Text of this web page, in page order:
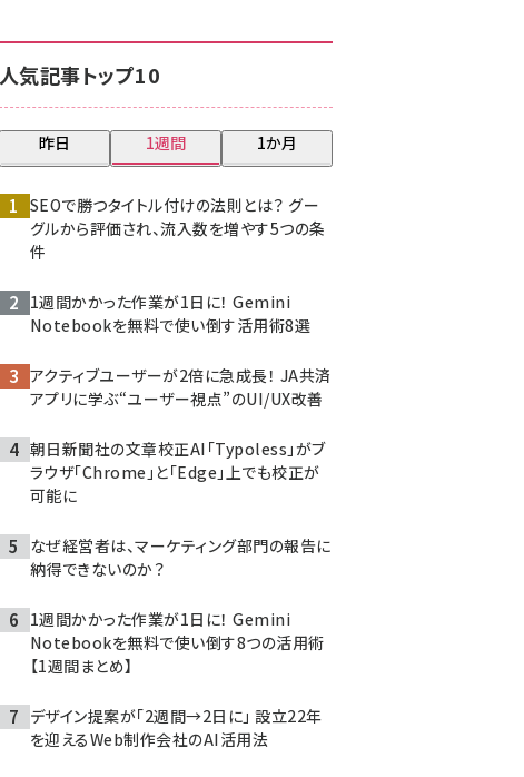
人気記事トップ10
昨日 1週間 1か月
SEOで勝つタイトル付けの法則とは？ グー
グルから評価され、流入数を増やす5つの条
件
1週間かかった作業が1日に！ Gemini
Notebookを無料で使い倒す活用術8選
アクティブユーザーが2倍に急成長！ JA共済
アプリに学ぶ“ユーザー視点”のUI/UX改善
朝日新聞社の文章校正AI「Typoless」がブ
ラウザ「Chrome」と「Edge」上でも校正が
可能に
なぜ経営者は、マーケティング部門の報告に
納得できないのか？
1週間かかった作業が1日に！ Gemini
Notebookを無料で使い倒す8つの活用術
【1週間まとめ】
デザイン提案が「2週間→2日に」 設立22年
を迎えるWeb制作会社のAI活用法